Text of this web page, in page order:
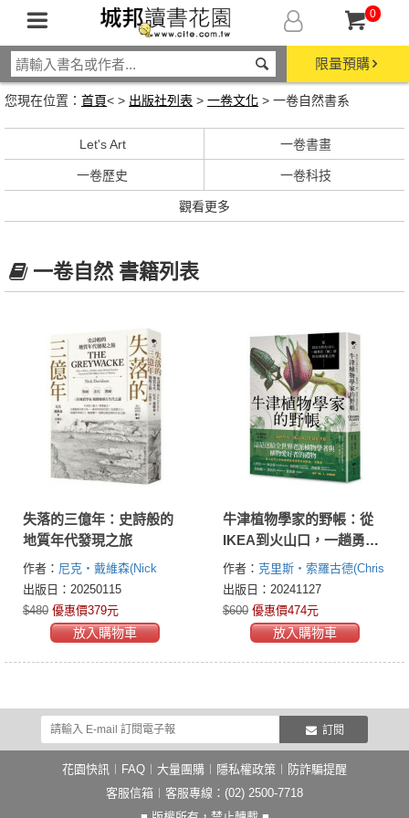
0
限量預購
您現在位置： 首頁< > 出版社列表 > 一卷文化 > 一卷自然書系
Let's Art 一卷書畫
一卷歷史 一卷科技
觀看更多
一卷自然 書籍列表
失落的三億年：史詩般的
地質年代發現之旅
作者： 尼克‧戴維森(Nick
Davidson)
出版日：20250115
$480 優惠價379元
放入購物車
牛津植物學家的野帳：從
IKEA到火山口，一趟勇往
「植」前的全球採集之旅
作者： 克里斯‧索羅古德(Chris
Thorogood)
出版日：20241127
$600 優惠價474元
放入購物車
訂閱
花園快訊 FAQ 大量團購 隱私權政策
防詐騙提醒
客服信箱 ︱客服專線：(02) 2500-7718